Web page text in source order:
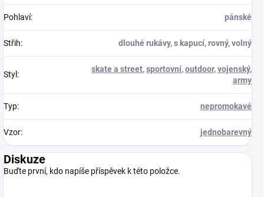
Pohlaví: pánské
Střih: dlouhé rukávy, s kapucí, rovný, volný
Styl :
skate a street,sportovní,outdoor,vojenský,
army
Typ: nepromokavé
Vzor: jednobarevný
Diskuze
Buďte první, kdo napíše příspěvek k této položce.